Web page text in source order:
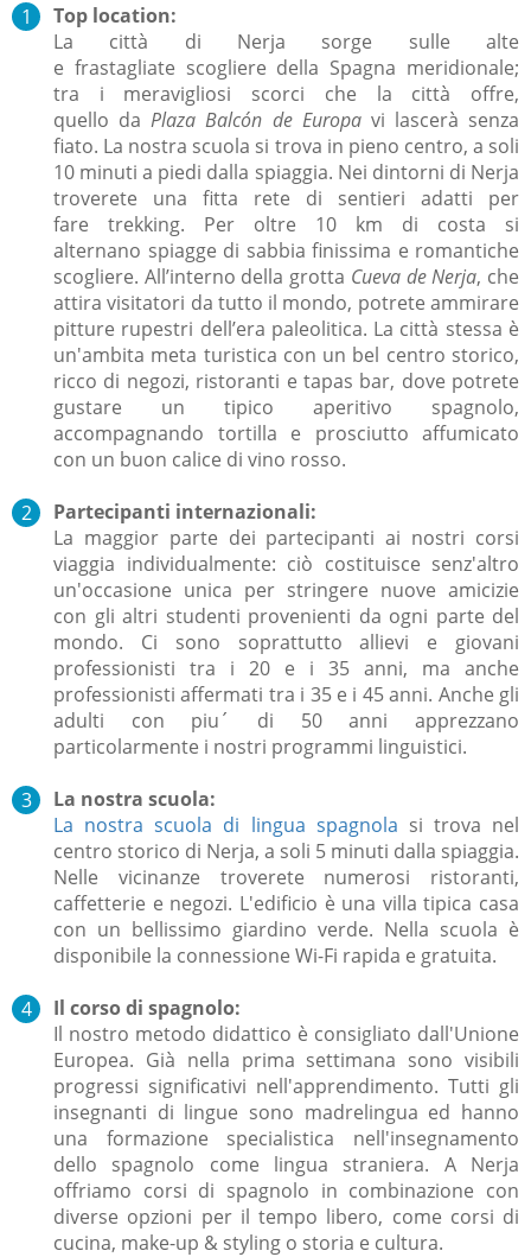
Top location:
La città di Nerja sorge sulle alte
e frastagliate scogliere della Spagna meridionale;
tra i meravigliosi scorci che la città offre,
quello daPlaza Balcón de Europavi lascerà senza
fiato. La nostra scuola si trova in pieno centro, a soli
10 minuti a piedi dalla spiaggia. Nei dintorni di Nerja
troverete una fitta rete di sentieri adatti per
fare trekking. Per oltre 10 km di costa
si
alternano spiagge di sabbia finissima e romantiche
scogliere. All’interno della grotta Cueva de Nerja, che
attira visitatori da tutto il mondo, potrete ammirare
pitture rupestri dell’era paleolitica. La città stessa è
un'ambita meta turistica con un bel centro storico,
ricco di negozi, ristoranti e tapas bar, dove potrete
gustare un tipico aperitivo spagnolo,
accompagnando tortilla e prosciutto affumicato
con un buon calice di vino rosso.
Partecipanti internazionali:
La maggior parte dei partecipanti ai nostri corsi
viaggia individualmente: ciò costituisce senz'altro
un'occasione unica per stringere nuove amicizie
con gli altri studenti provenienti da ogni parte del
mondo. Ci sono soprattutto allievi e giovani
professionisti tra i 20 e i 35 anni, ma anche
professionisti affermati tra i 35 e i 45 anni. Anche gli
adulti con piu´ di 50 anni apprezzano
particolarmente i nostri programmi linguistici.
La nostra scuola:
La nostra scuola di lingua spagnola si trova nel
centro storico di Nerja, a soli 5 minuti dalla spiaggia.
Nelle vicinanze troverete numerosi ristoranti,
caffetterie e negozi. L'edificio è una villa tipica casa
con un bellissimo giardino verde. Nella scuola è
disponibile la connessione Wi-Fi rapida e gratuita.
Il corso di spagnolo:
Il nostro metodo didattico è consigliato dall'Unione
Europea. Già nella prima settimana sono visibili
progressi significativi nell'apprendimento. Tutti gli
insegnanti di lingue sono madrelingua ed hanno
una formazione specialistica nell'insegnamento
dello spagnolo come lingua straniera. A Nerja
offriamo corsi di spagnolo in combinazione con
diverse opzioni per il tempo libero, come corsi di
cucina, make-up & styling o storia e cultura.